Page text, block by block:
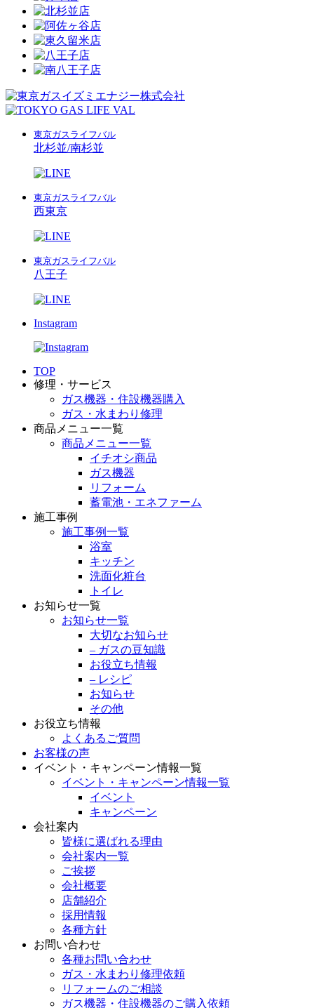
東京ガスライフバル
北杉並/南杉並
東京ガスライフバル
西東京
東京ガスライフバル
八王子
Instagram
TOP
修理・サービス
ガス機器・住設機器購入
ガス・水まわり修理
商品メニュー一覧
商品メニュー一覧
イチオシ商品
ガス機器
リフォーム
蓄電池・エネファーム
施工事例
施工事例一覧
浴室
キッチン
洗面化粧台
トイレ
お知らせ一覧
お知らせ一覧
大切なお知らせ
– ガスの豆知識
お役立ち情報
– レシピ
お知らせ
その他
お役立ち情報
よくあるご質問
お客様の声
イベント・キャンペーン情報一覧
イベント・キャンペーン情報一覧
イベント
キャンペーン
会社案内
皆様に選ばれる理由
会社案内一覧
ご挨拶
会社概要
店舗紹介
採用情報
各種方針
お問い合わせ
各種お問い合わせ
ガス・水まわり修理依頼
リフォームのご相談
ガス機器・住設機器のご購入依頼